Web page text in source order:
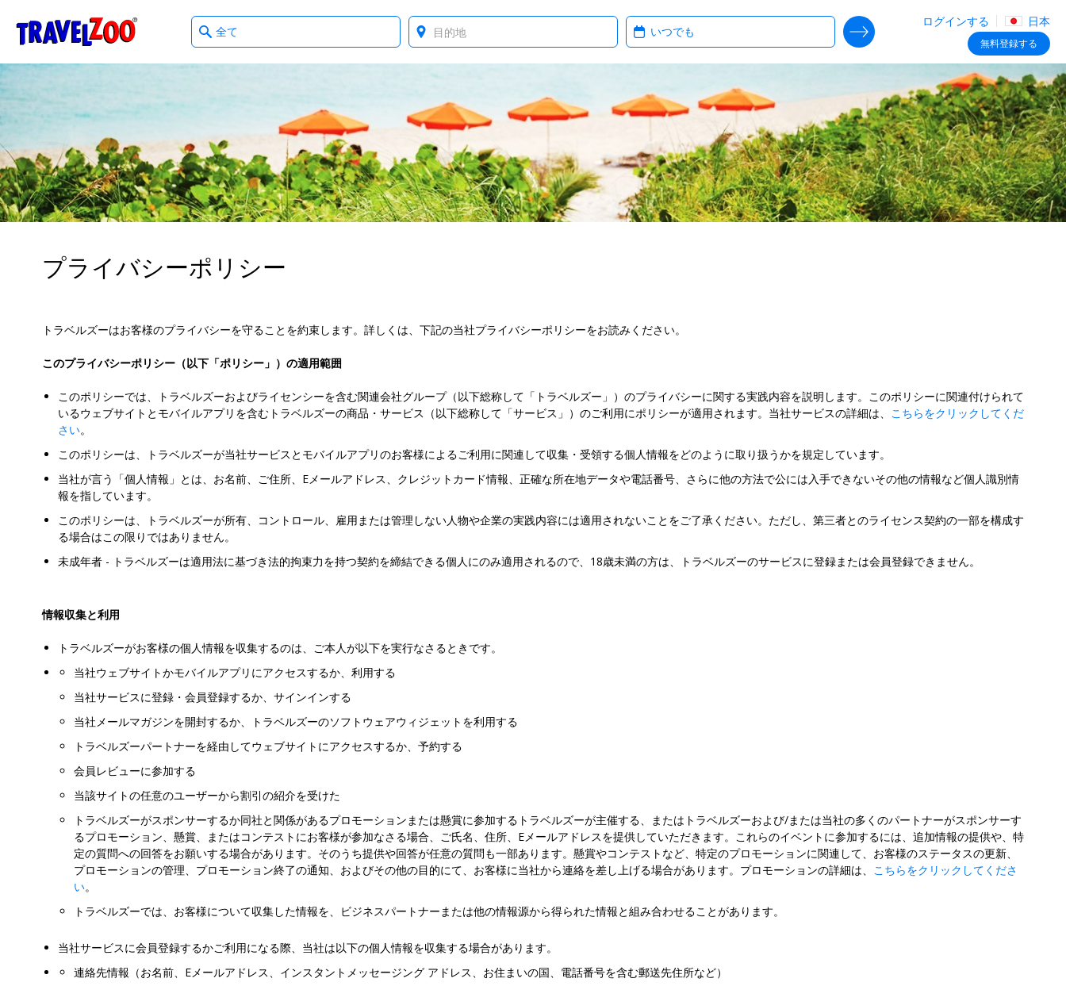
Travelzoo ログインする 日本
無料登録する
What
type
Where? When?
SEARCH DEALS
プライバシーポリシー
トラベルズーはお客様のプライバシーを守ることを約束します。詳しくは、下記の当社プライバシーポリシーをお読みください。
このプライバシーポリシー（以下「ポリシー」）の適用範囲
このポリシーでは、トラベルズーおよびライセンシーを含む関連会社グループ（以下総称して「トラベルズー」）のプライバシーに関する実践内容を説明します。このポリシーに関連付けられて
いるウェブサイトとモバイルアプリを含むトラベルズーの商品・サービス（以下総称して「サービス」）のご利用にポリシーが適用されます。当社サービスの詳細は、 こちらをクリックしてくだ
さい。
このポリシーは、トラベルズーが当社サービスとモバイルアプリのお客様によるご利用に関連して収集・受領する個人情報をどのように取り扱うかを規定しています。
当社が言う「個人情報」とは、お名前、ご住所、Eメールアドレス、クレジットカード情報、正確な所在地データや電話番号、さらに他の方法で公には入手できないその他の情報など個人識別情
報を指しています。
このポリシーは、トラベルズーが所有、コントロール、雇用または管理しない人物や企業の実践内容には適用されないことをご了承ください。ただし、第三者とのライセンス契約の一部を構成す
る場合はこの限りではありません。
未成年者- トラベルズーは適用法に基づき法的拘束力を持つ契約を締結できる個人にのみ適用されるので、18歳未満の方は、トラベルズーのサービスに登録または会員登録できません。
情報収集と利用
トラベルズーがお客様の個人情報を収集するのは、ご本人が以下を実行なさるときです。
当社ウェブサイトかモバイルアプリにアクセスするか、利用する
当社サービスに登録・会員登録するか、サインインする
当社メールマガジンを開封するか、トラベルズーのソフトウェアウィジェットを利用する
トラベルズーパートナーを経由してウェブサイトにアクセスするか、予約する
会員レビューに参加する
当該サイトの任意のユーザーから割引の紹介を受けた
トラベルズーがスポンサーするか同社と関係があるプロモーションまたは懸賞に参加するトラベルズーが主催する、またはトラベルズーおよび/または当社の多くのパートナーがスポンサーす
るプロモーション、懸賞、またはコンテストにお客様が参加なさる場合、ご氏名、住所、Eメールアドレスを提供していただきます。これらのイベントに参加するには、追加情報の提供や、特
定の質問への回答をお願いする場合があります。そのうち提供や回答が任意の質問も一部あります。懸賞やコンテストなど、特定のプロモーションに関連して、お客様のステータスの更新、
プロモーションの管理、プロモーション終了の通知、およびその他の目的にて、お客様に当社から連絡を差し上げる場合があります。プロモーションの詳細は、 こちらをクリックしてくださ
い。
トラベルズーでは、お客様について収集した情報を、ビジネスパートナーまたは他の情報源から得られた情報と組み合わせることがあります。
当社サービスに会員登録するかご利用になる際、当社は以下の個人情報を収集する場合があります。
連絡先情報（お名前、Eメールアドレス、インスタントメッセージング アドレス、お住まいの国、電話番号を含む郵送先住所など）